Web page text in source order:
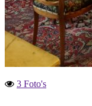
3 Foto's